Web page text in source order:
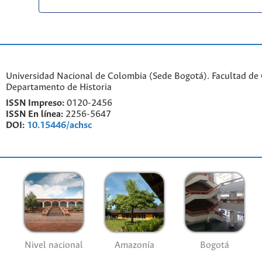
Universidad Nacional de Colombia (Sede Bogotá). Facultad de
Departamento de Historia
ISSN Impreso: 0120-2456
ISSN En línea: 2256-5647
DOI: 10.15446/achsc
Nivel nacional Amazonía Bogotá